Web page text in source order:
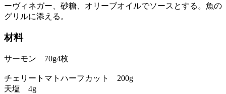
ーヴィネガー、砂糖、オリーブオイルでソースとする。魚の
グリルに添える。
材料
サーモン 70g4枚
チェリートマトハーフカット 200g
天塩 4g